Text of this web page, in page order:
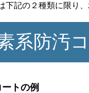
下記の２種類に限り、
系防汚
トの例